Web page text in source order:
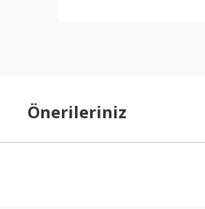
Önerileriniz